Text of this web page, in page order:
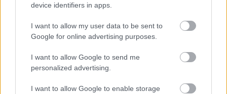
device identifiers in apps.
I want to allow my user data to be sent to
Google for online advertising purposes.
I want to allow Google to send me
personalized advertising.
I want to allow Google to enable storage
Contattaci per richiedere maggiori
informazioni o prenotare una
videochiamata:
Cognome e Nome *